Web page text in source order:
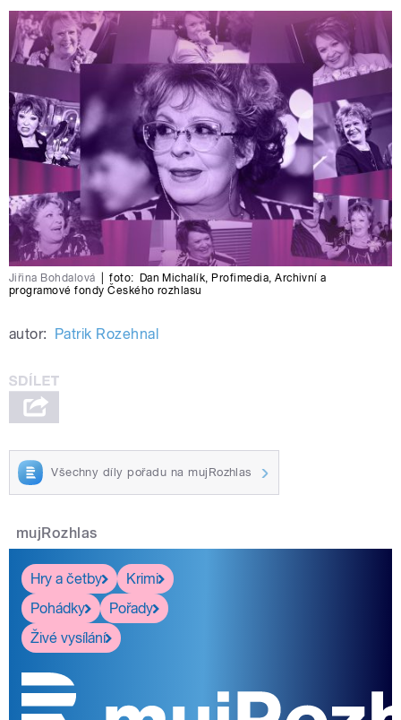
Jiřina Bohdalová foto: Dan Michalík, Profimedia,Archivní a
programové fondy Českého rozhlasu
autor: Patrik Rozehnal
Všechny díly pořadu na mujRozhlas
mujRozhlas
Hry a četby
Krimi
Pohádky
Pořady
Živé vysílání